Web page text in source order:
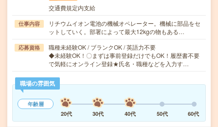
交通費規定内支給
仕事内容
リチウムイオン電池の機械オペレーター。機械に部品をセ
ットしていく。部署によって最大12kgの物もある…
応募資格
職種未経験OK / ブランクOK / 英語力不要
◆未経験OK！〇まずは事前登録だけでもOK！履歴書不要
で気軽にオンライン登録★氏名・職種などを入力す…
職場の雰囲気
年齢層
20代
30代 40代 50代 60代